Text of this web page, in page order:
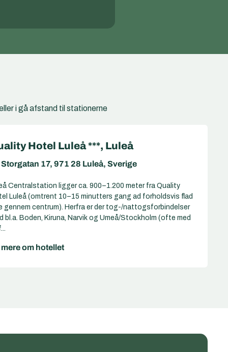
i gå afstand til stationerne
Hotel Luleå ***, Luleå
Storgatan 17, 971 28 Luleå, Sverige
Centralstation ligger ca. 900–1.200 meter fra Quality
Luleå (omtrent 10–15 minutters gang ad forholdsvis flad
gennem centrum). Herfra er der tog-/nattogsforbindelser
bl.a. Boden, Kiruna, Narvik og Umeå/Stockholm (ofte med
mere om hotellet